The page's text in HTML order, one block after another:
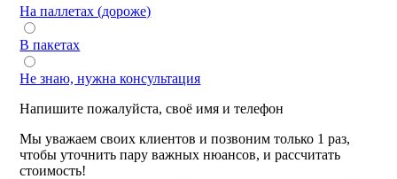
На паллетах (дороже)
В пакетах
Не знаю, нужна консультация
Напишите пожалуйста, своё имя и телефон
Мы уважаем своих клиентов и позвоним только 1 раз,
чтобы уточнить пару важных нюансов, и рассчитать
стоимость!